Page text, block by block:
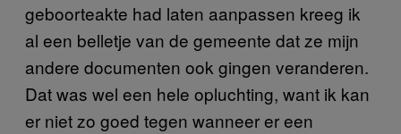
geboorteakte had laten aanpassen kreeg ik
al een belletje van de gemeente dat ze mijn
andere documenten ook gingen veranderen.
Dat was wel een hele opluchting, want ik kan
er niet zo goed tegen wanneer er een